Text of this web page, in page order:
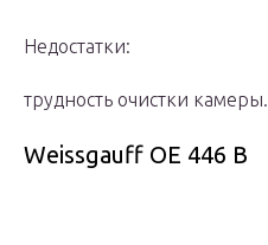
Недостатки:
трудность очистки камеры.
Weissgauff OE 446 B